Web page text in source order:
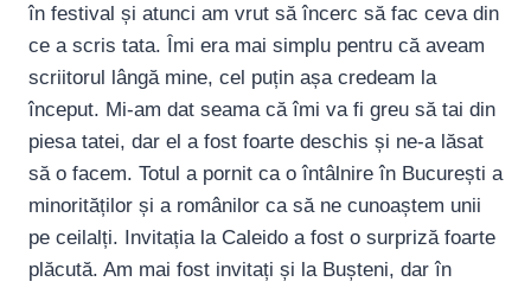
în festival și atunci am vrut să încerc să fac ceva din
ce a scris tata. Îmi era mai simplu pentru că aveam
scriitorul lângă mine, cel puțin așa credeam la
început. Mi-am dat seama că îmi va fi greu să tai din
piesa tatei, dar el a fost foarte deschis și ne-a lăsat
să o facem. Totul a pornit ca o întâlnire în București a
minorităților și a românilor ca să ne cunoaștem unii
pe ceilalți. Invitația la Caleido a fost o surpriză foarte
plăcută. Am mai fost invitați și la Bușteni, dar în